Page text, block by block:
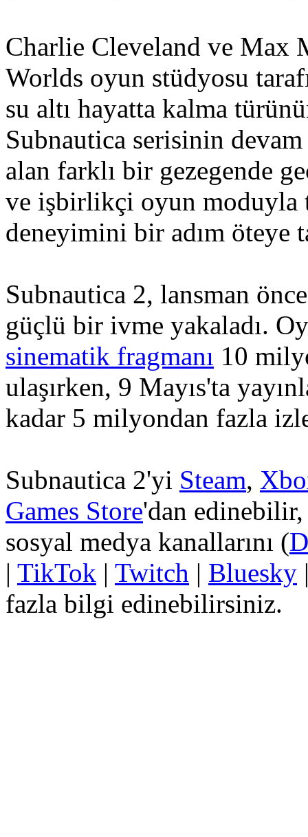
Charlie Cleveland ve Max
Worlds oyun stüdyosu
su altı hayatta kalma
Subnautica serisinin
alan farklı bir gezegende
ve işbirlikçi oyun moduyla
deneyimini bir adım öteye
Subnautica 2, lansman
güçlü bir ivme yakaladı.
sinematik fragmanı 10
ulaşırken, 9 Mayıs'ta
kadar 5 milyondan fazla
Subnautica 2'yi Steam,
Games Store'dan
sosyal medya kanallarını (
| TikTok | Twitch | Bluesky
fazla bilgi edinebilirsiniz.